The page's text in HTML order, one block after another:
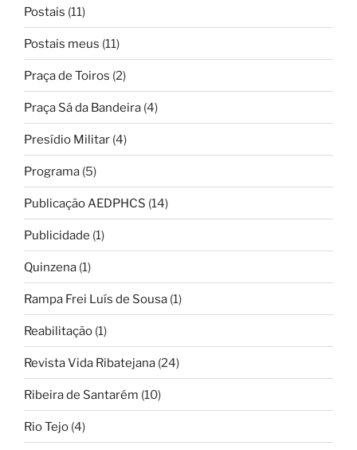
Postais (11)
Postais meus (11)
Praça de Toiros (2)
Praça Sá da Bandeira (4)
Presídio Militar (4)
Programa (5)
Publicação AEDPHCS (14)
Publicidade (1)
Quinzena (1)
Rampa Frei Luís de Sousa (1)
Reabilitação (1)
Revista Vida Ribatejana (24)
Ribeira de Santarém (10)
Rio Tejo (4)